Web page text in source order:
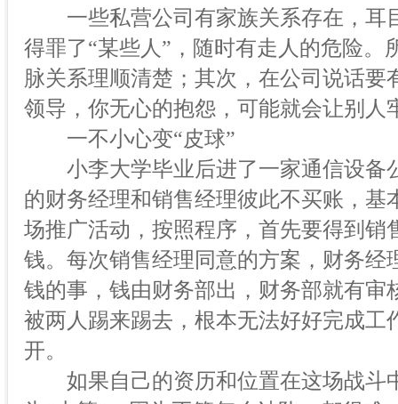
一些私营公司有家族关系存在，耳
得罪了“某些人”，随时有走人的危险
脉关系理顺清楚；其次，在公司说话
领导，你无心的抱怨，可能就会让别人
一不小心变“皮球”
小李大学毕业后进了一家通信设备
的财务经理和销售经理彼此不买账，
场推广活动，按照程序，首先要得到销
钱。每次销售经理同意的方案，财务
钱的事，钱由财务部出，财务部就有
被两人踢来踢去，根本无法好好完成工
开。
如果自己的资历和位置在这场战斗